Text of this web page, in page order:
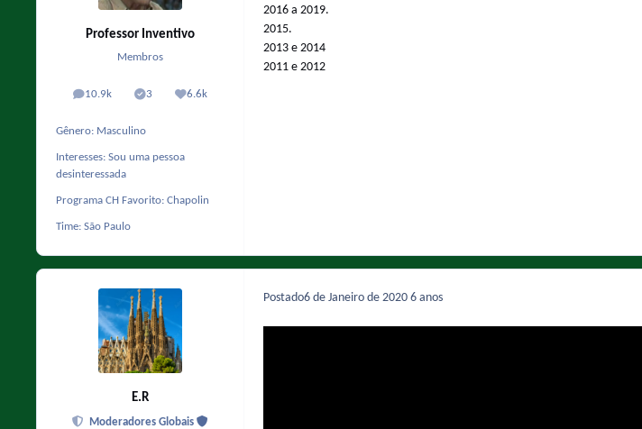
Professor Inventivo
Membros
10.9k
posts 3
Solutions6.6k
Reputação
Gênero: Masculino
Interesses: Sou uma pessoa
desinteressada
Programa CH Favorito: Chapolin
Time: São Paulo
2016 a 2019.
2015.
2013 e 2014
2011 e 2012
E.R
Moderadores Globais
Postado6 de Janeiro de 2020 6 anos